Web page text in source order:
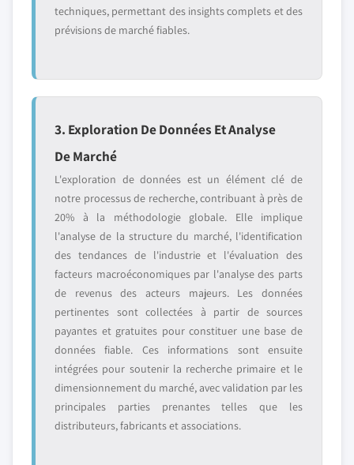
techniques, permettant des insights complets et des
prévisions de marché fiables.
3. Exploration De Données Et Analyse
De Marché
L'exploration de données est un élément clé de
notre processus de recherche, contribuant à près de
20% à la méthodologie globale. Elle implique
l'analyse de la structure du marché, l'identification
des tendances de l'industrie et l'évaluation des
facteurs macroéconomiques par l'analyse des parts
de revenus des acteurs majeurs. Les données
pertinentes sont collectées à partir de sources
payantes et gratuites pour constituer une base de
données fiable. Ces informations sont ensuite
intégrées pour soutenir la recherche primaire et le
dimensionnement du marché, avec validation par les
principales parties prenantes telles que les
distributeurs, fabricants et associations.